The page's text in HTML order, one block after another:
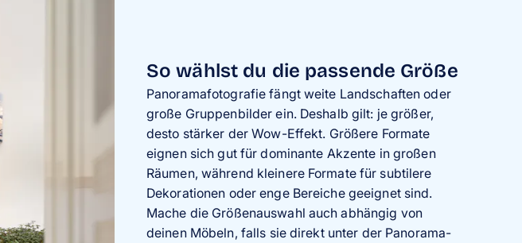
So wählst du die passende Größe
Panoramafotografie fängt weite Landschaften oder
große Gruppenbilder ein. Deshalb gilt: je größer,
desto stärker der Wow-Effekt. Größere Formate
eignen sich gut für dominante Akzente in großen
Räumen, während kleinere Formate für subtilere
Dekorationen oder enge Bereiche geeignet sind.
Mache die Größenauswahl auch abhängig von
deinen Möbeln, falls sie direkt unter der Panorama-